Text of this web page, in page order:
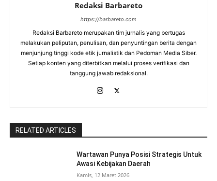
Redaksi Barbareto
https://barbareto.com
Redaksi Barbareto merupakan tim jurnalis yang bertugas
melakukan peliputan, penulisan, dan penyuntingan berita dengan
menjunjung tinggi kode etik jurnalistik dan Pedoman Media Siber.
Setiap konten yang diterbitkan melalui proses verifikasi dan
tanggung jawab redaksional.
RELATED ARTICLES
Wartawan Punya Posisi Strategis Untuk
Awasi Kebijakan Daerah
Kamis, 12 Maret 2026